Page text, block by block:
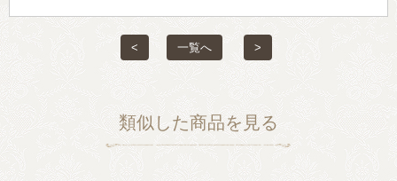
< 一覧へ >
類似した商品を見る